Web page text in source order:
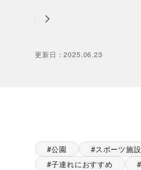
更新日 ：2025.06.23
公園 スポーツ施設
子連れにおすすめ